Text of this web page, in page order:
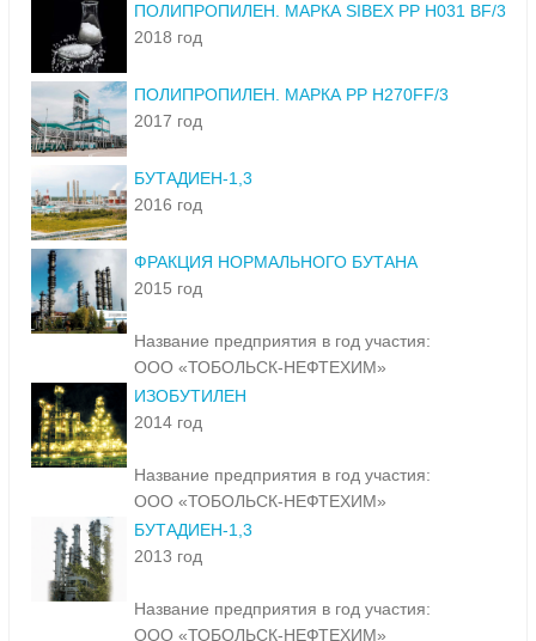
ПОЛИПРОПИЛЕН. МАРКА SIBEX РР Н031 BF/3
2018 год
ПОЛИПРОПИЛЕН. МАРКА РР Н270FF/3
2017 год
БУТАДИЕН-1,3
2016 год
ФРАКЦИЯ НОРМАЛЬНОГО БУТАНА
2015 год
Название предприятия в год участия:
ООО «ТОБОЛЬСК-НЕФТЕХИМ»
ИЗОБУТИЛЕН
2014 год
Название предприятия в год участия:
ООО «ТОБОЛЬСК-НЕФТЕХИМ»
БУТАДИЕН-1,3
2013 год
Название предприятия в год участия:
ООО «ТОБОЛЬСК-НЕФТЕХИМ»